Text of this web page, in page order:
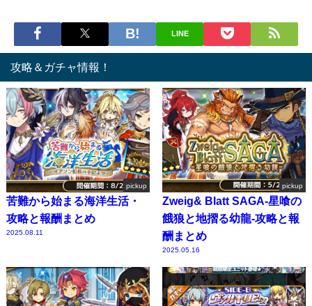
LINE
攻略＆ガチャ情報！
pickup
苦難から始まる海洋生活・
攻略と報酬まとめ
2025.08.11
pickup
Zweig& Blatt SAGA-星喰の
餓狼と地摺る幼龍-攻略と報
酬まとめ
2025.05.16